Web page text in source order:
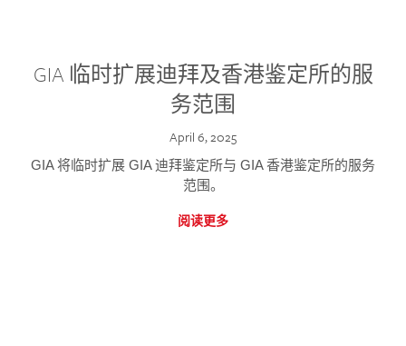
GIA 临时扩展迪拜及香港鉴定所的服
务范围
April 6, 2025
GIA 将临时扩展 GIA 迪拜鉴定所与 GIA 香港鉴定所的服务
范围。
阅读更多